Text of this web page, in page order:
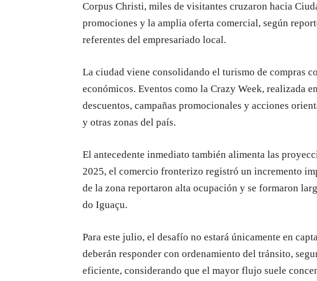
Corpus Christi, miles de visitantes cruzaron hacia
promociones y la amplia oferta comercial, según
referentes del empresariado local.
La ciudad viene consolidando el turismo de compras
económicos. Eventos como la Crazy Week, realizada
descuentos, campañas promocionales y acciones
y otras zonas del país.
El antecedente inmediato también alimenta las
2025, el comercio fronterizo registró un incremento
de la zona reportaron alta ocupación y se formaron
do Iguaçu.
Para este julio, el desafío no estará únicamente en
deberán responder con ordenamiento del tránsito,
eficiente, considerando que el mayor flujo suele